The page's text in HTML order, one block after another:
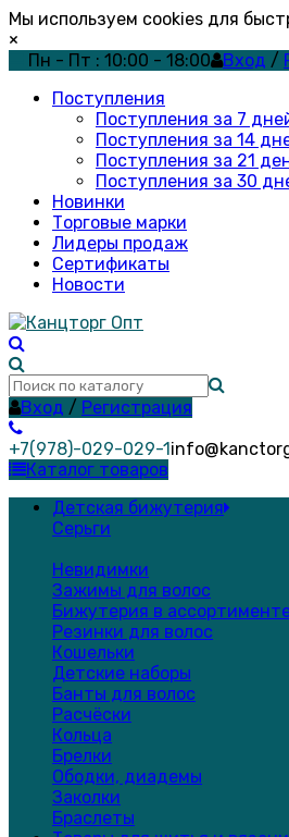
Мы используем cookies для
×
Пн - Пт : 10:00 - 18:00
Вход /
Поступления
Поступления за 7
Поступления за 14
Поступления за 21
Поступления за 30
Новинки
Торговые марки
Лидеры продаж
Сертификаты
Новости
Вход / Регистрация
+7(978)-029-029-1
Каталог товаров
Детская бижутерия
Серьги
Невидимки
Зажимы для волос
Бижутерия в
Резинки для волос
Кошельки
Детские наборы
Банты для волос
Расчёски
Кольца
Брелки
Ободки, диадемы
Заколки
Браслеты